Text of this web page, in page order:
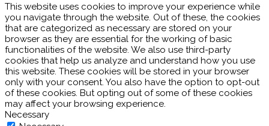
This website uses cookies to improve your experience while
you navigate through the website. Out of these, the cookies
that are categorized as necessary are stored on your
browser as they are essential for the working of basic
functionalities of the website. We also use third-party
cookies that help us analyze and understand how you use
this website. These cookies will be stored in your browser
only with your consent. You also have the option to opt-out
of these cookies. But opting out of some of these cookies
may affect your browsing experience.
Necessary